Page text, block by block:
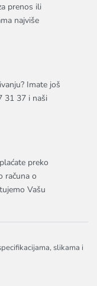
prenos ili
najviše
Imate još
31 37 i naši
preko
računa o
Vašu
slikama i